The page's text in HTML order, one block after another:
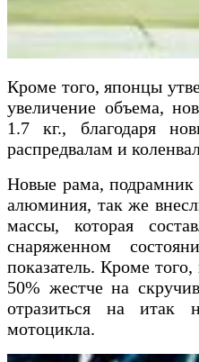
Кроме того, японцы
увеличение объема,
1.7 кг., благодаря
распредвалам и
Новые рама, подрамник
алюминия, так же
массы, которая
снаряженном
показатель. Кроме
50% жестче на
отразиться на итак
мотоцикла.